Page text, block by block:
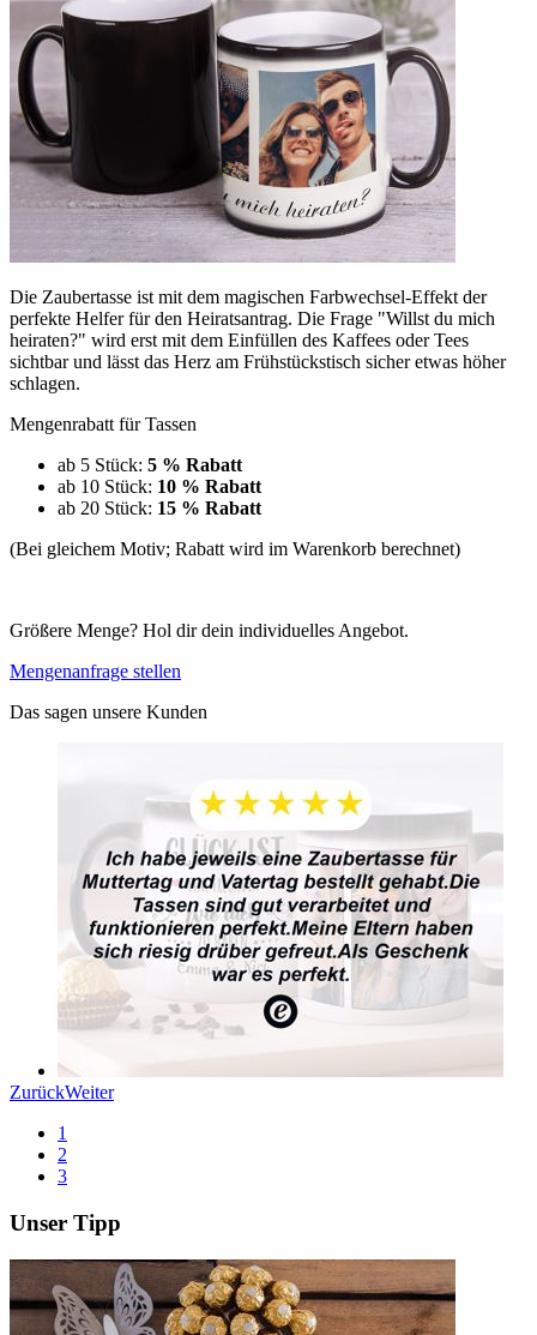
Die Zaubertasse ist mit dem magischen Farbwechsel-Effekt der
perfekte Helfer für den Heiratsantrag. Die Frage "Willst du mich
heiraten?" wird erst mit dem Einfüllen des Kaffees oder Tees
sichtbar und lässt das Herz am Frühstückstisch sicher etwas höher
schlagen.
Mengenrabatt für Tassen
ab 5 Stück: 5 % Rabatt
ab 10 Stück: 10 % Rabatt
ab 20 Stück: 15 % Rabatt
(Bei gleichem Motiv; Rabatt wird im Warenkorb berechnet)
Größere Menge? Hol dir dein individuelles Angebot.
Mengenanfrage stellen
Das sagen unsere Kunden
ZurückWeiter
1
2
3
Unser Tipp